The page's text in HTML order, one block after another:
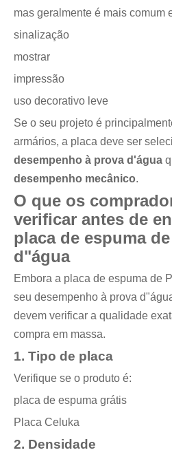
mas geralmente é mais comum
sinalização
mostrar
impressão
uso decorativo leve
Se o seu projeto é
armários, a placa deve ser
desempenho à prova d'água
desempenho mecânico.
O que os
verificar antes de
placa de espuma
d"água
Embora a placa de espuma de
seu desempenho à prova
devem verificar a qualidade
compra em massa.
1. Tipo de placa
Verifique se o produto é:
placa de espuma grátis
Placa Celuka
2. Densidade